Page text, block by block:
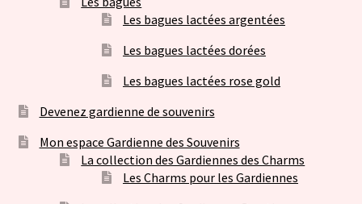
Les bagues lactées argentées
Les bagues lactées dorées
Les bagues lactées rose gold
Devenez gardienne de souvenirs
Mon espace Gardienne des Souvenirs
La collection des Gardiennes des Charms
Les Charms pour les Gardiennes